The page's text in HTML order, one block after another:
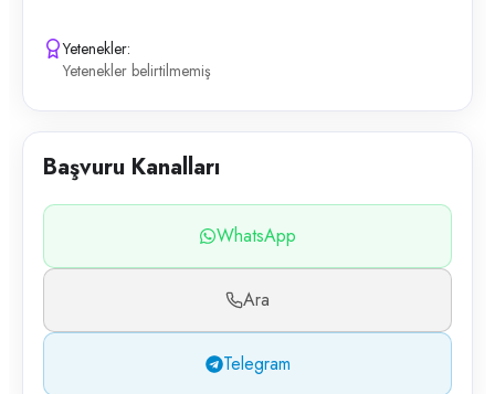
Yetenekler:
Yetenekler belirtilmemiş
Başvuru Kanalları
WhatsApp
Ara
Telegram